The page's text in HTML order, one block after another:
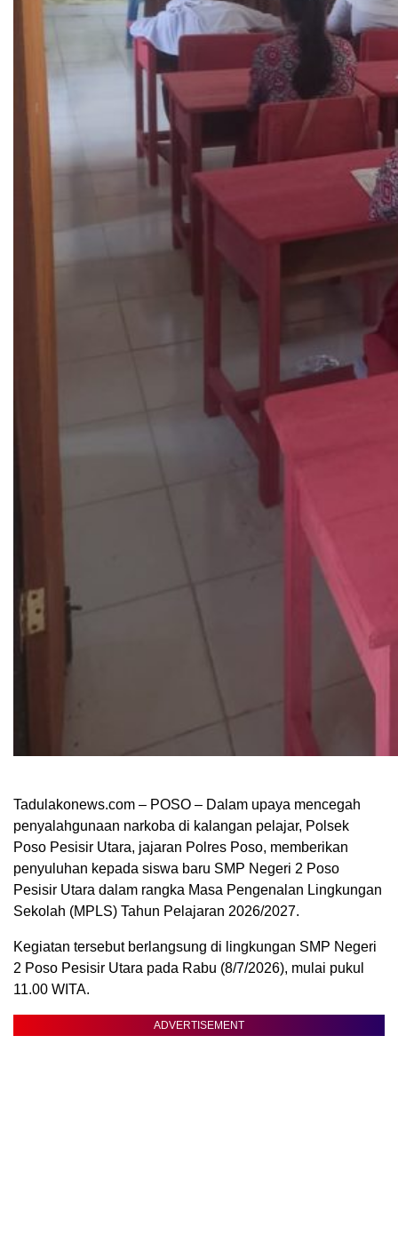
Tadulakonews.com – POSO – Dalam upaya mencegah
penyalahgunaan narkoba di kalangan pelajar, Polsek
Poso Pesisir Utara, jajaran Polres Poso, memberikan
penyuluhan kepada siswa baru SMP Negeri 2 Poso
Pesisir Utara dalam rangka Masa Pengenalan Lingkungan
Sekolah (MPLS) Tahun Pelajaran 2026/2027.
Kegiatan tersebut berlangsung di lingkungan SMP Negeri
2 Poso Pesisir Utara pada Rabu (8/7/2026), mulai pukul
11.00 WITA.
ADVERTISEMENT